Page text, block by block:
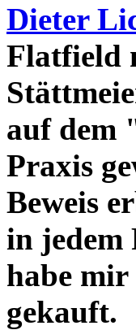
Dieter
Flatfield
auf dem
Praxis
Beweis
in jedem
habe mir
gekauft.